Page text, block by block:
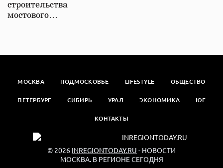
строительства
мостового…
МОСКВА ПОДМОСКОВЬЕ LIFESTYLE ОБЩЕСТВО
ПЕТЕРБУРГ СИБИРЬ УРАЛ ЭКОНОМИКА ЮГ
КОНТАКТЫ
© 2026 INREGIONTODAY.RU - НОВОСТИ
МОСКВА. В РЕГИОНЕ СЕГОДНЯ